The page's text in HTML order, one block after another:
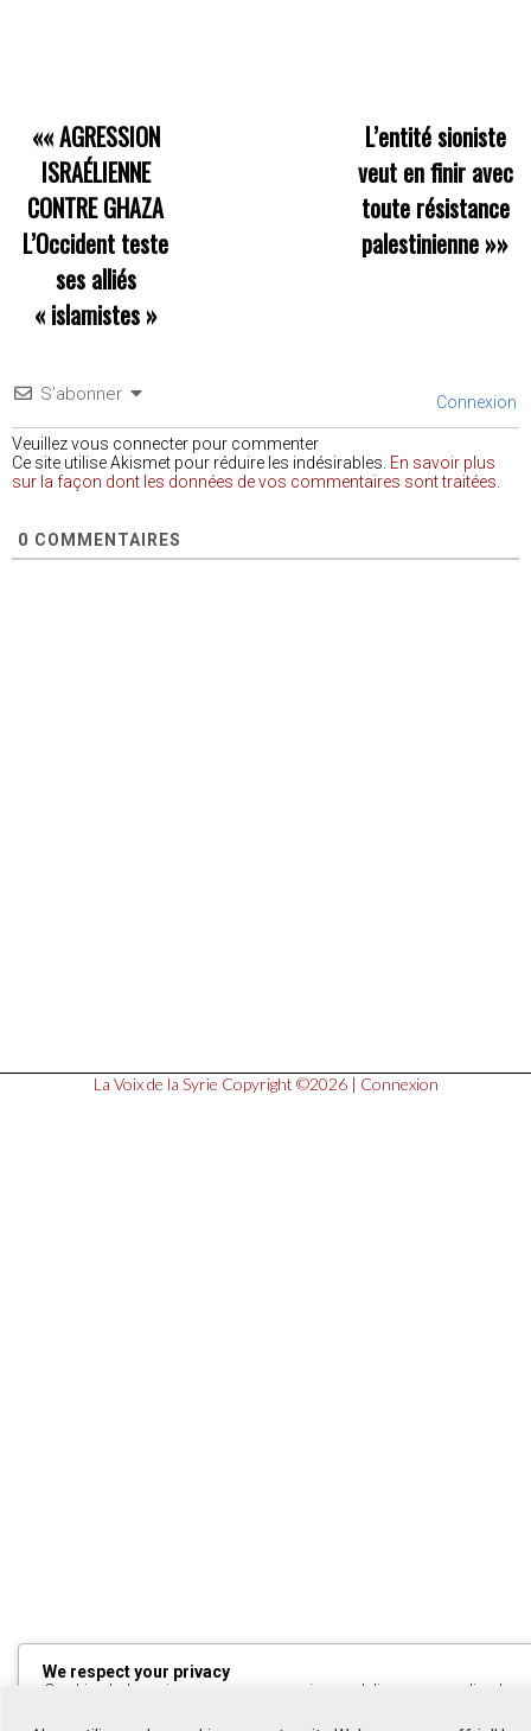
««AGRESSION
ISRAÉLIENNE
CONTRE GHAZA
L’Occident teste
ses alliés
« islamistes »
L’entité sioniste
veut en finir avec
toute résistance
palestinienne »»
S’abonner Connexion
Veuillez vous connecter pour commenter
Ce site utilise Akismet pour réduire les indésirables. En savoir plus
sur la façon dont les données de vos commentaires sont traitées
0 COMMENTAIRES
La Voix de la Syrie Copyright ©2026 | Connexion
We respect your privacy
Cookies help us improve your experience, deliver personalized